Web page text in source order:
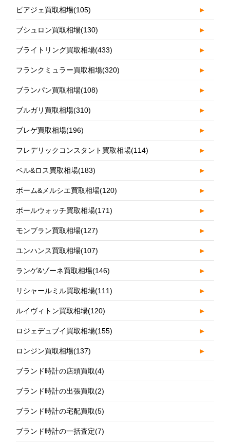
ピアジェ買取相場(105) ►
ブシュロン買取相場(130) ►
ブライトリング買取相場(433) ►
フランクミュラー買取相場(320) ►
ブランパン買取相場(108) ►
ブルガリ買取相場(310) ►
ブレゲ買取相場(196) ►
フレデリックコンスタント買取相場(114) ►
ベル&ロス買取相場(183) ►
ボーム&メルシエ買取相場(120) ►
ボールウォッチ買取相場(171) ►
モンブラン買取相場(127) ►
ユンハンス買取相場(107) ►
ランゲ&ゾーネ買取相場(146) ►
リシャールミル買取相場(111) ►
ルイヴィトン買取相場(120) ►
ロジェデュブイ買取相場(155) ►
ロンジン買取相場(137) ►
ブランド時計の店頭買取(4)
ブランド時計の出張買取(2)
ブランド時計の宅配買取(5)
ブランド時計の一括査定(7)